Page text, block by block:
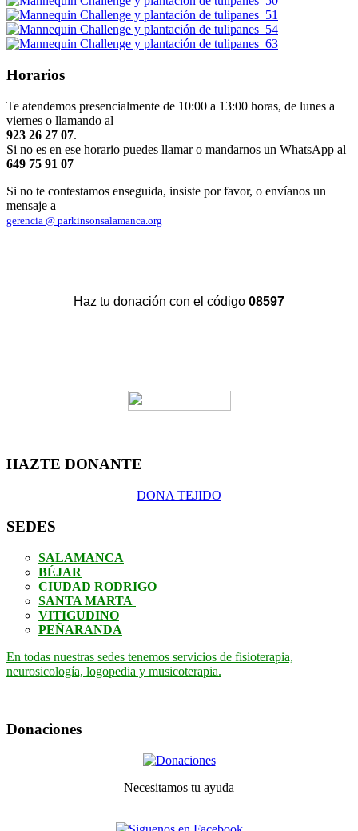
Horarios
Te atendemos presencialmente de 10:00 a 13:00 horas, de lunes a
viernes o llamando al
923 26 27 07.
Si no es en ese horario puedes llamar o mandarnos un WhatsApp al
649 75 91 07
Si no te contestamos enseguida, insiste por favor, o envíanos un
mensaje a
gerencia @ parkinsonsalamanca.org
Haz tu donación con el código 08597
HAZTE DONANTE
DONA TEJIDO
SEDES
SALAMANCA
BÉJAR
CIUDAD RODRIGO
SANTA MARTA
VITIGUDINO
PEÑARANDA
En todas nuestras sedes tenemos servicios de fisioterapia,
neurosicología, logopedia y musicoterapia.
Donaciones
Necesitamos tu ayuda